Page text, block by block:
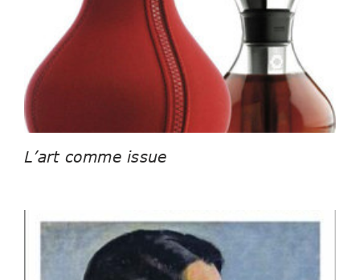
L’art comme issue